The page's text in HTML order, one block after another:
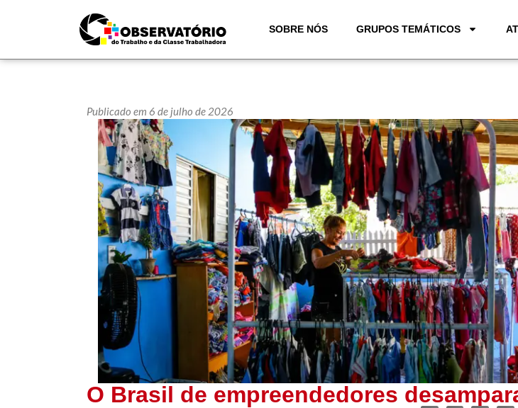
SOBRE NÓS GRUPOS TEMÁTICOS
Publicado em 6 de julho de 2026
O Brasil de empreendedores